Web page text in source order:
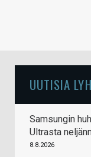
UUTISIA
Samsungin
Ultrasta
8.8.2026